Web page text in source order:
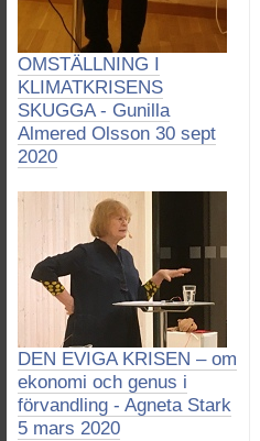
OMSTÄLLNING I
KLIMATKRISENS
SKUGGA - Gunilla
Almered Olsson 30 sept
2020
DEN EVIGA KRISEN – om
ekonomi och genus i
förvandling - Agneta Stark
5 mars 2020